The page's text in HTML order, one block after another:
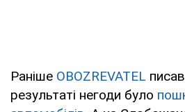
Раніше OBOZREVATEL
результаті негоди було